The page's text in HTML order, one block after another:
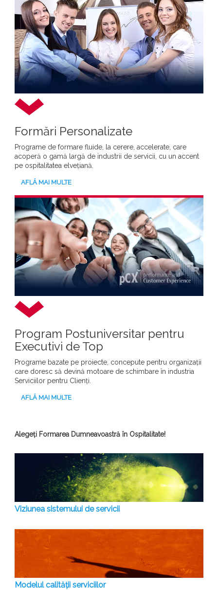
Formări Personalizate
Programe de formare fluide, la cerere, accelerate, care
acoperă o gamă largă de industrii de servicii, cu un accent
pe ospitalitatea elvețiană.
AFLĂ MAI MULTE
Program Postuniversitar pentru
Executivi de Top
Programe bazate pe proiecte, concepute pentru organizații
care doresc să devină motoare de schimbare în industria
Serviciilor pentru Clienți.
AFLĂ MAI MULTE
Alegeți Formarea Dumneavoastră în Ospitalitate!
Viziunea sistemului de servicii
Modelul calității serviciilor